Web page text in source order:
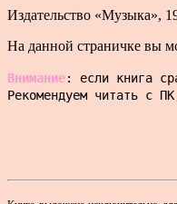
Издательство «Музыка»,
На данной страничке вы
Внимание: если книга
Рекомендуем читать с